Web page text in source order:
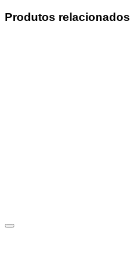
Produtos relacionados